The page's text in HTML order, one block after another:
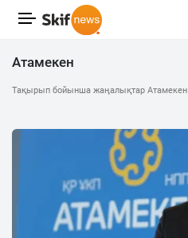
Атамекен
Тақырып бойынша жаңалықтар Атамекен